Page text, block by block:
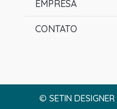
EMPRESA
CONTATO
© SETIN DESIGNER